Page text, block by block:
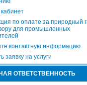
по оплате за природный
для промышленных
контактную информацию
заявку на услуги
ОТВЕТСТВЕННОСТЬ